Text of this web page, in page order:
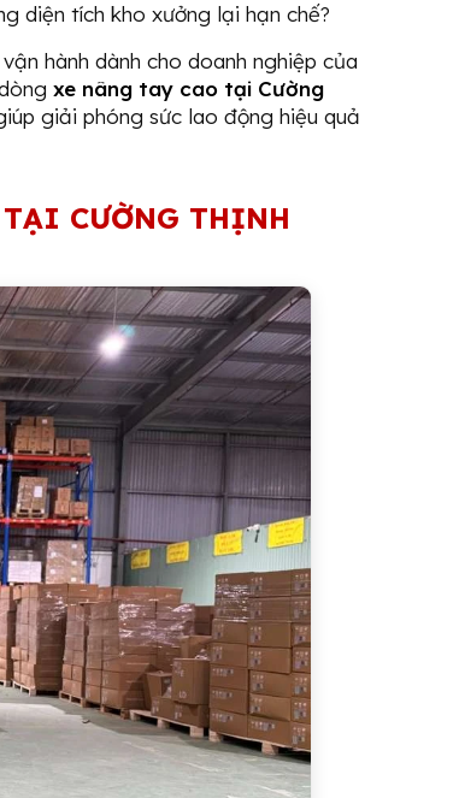
Xe nâng mặt bàn 750Kg |
TF75
1 đ
diện tích kho xưởng lại hạn chế?
hành dành cho doanh nghiệp của
xe nâng tay cao tại Cường
giải phóng sức lao động hiệu quả
CƯỜNG THỊNH